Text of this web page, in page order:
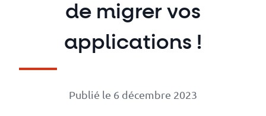
DevOps
Technologies
Numérique
responsable
de migrer vos
applications !
Publié le 6 décembre 2023